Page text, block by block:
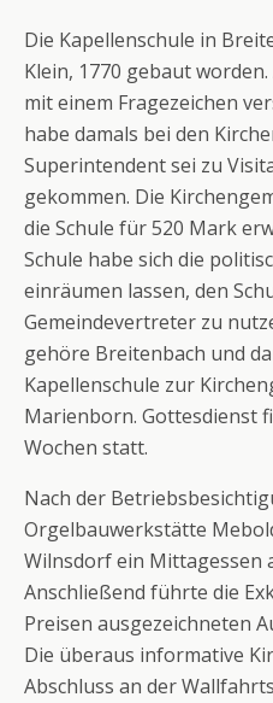
Die Kapellenschule in
Klein, 1770 gebaut
mit einem Fragezeichen
habe damals bei den
Superintendent sei zu
gekommen. Die
die Schule für 520 Mark
Schule habe sich die
einräumen lassen, den
Gemeindevertreter zu
gehöre Breitenbach und
Kapellenschule zur
Marienborn. Gottesdienst
Wochen statt.
Nach der
Orgelbauwerkstätte
Wilnsdorf ein Mittagessen
Anschließend führte die
Preisen ausgezeichneten
Die überaus informative
Abschluss an der